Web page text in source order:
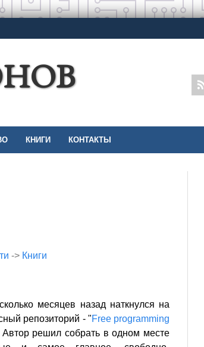
КНИГИ КОНТАКТЫ
-> Книги
месяцев назад наткнулся на
репозиторий - "Free programming
Автор решил собрать в одном месте